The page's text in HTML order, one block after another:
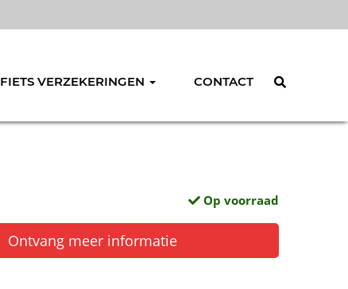
FIETS VERZEKERINGEN CONTACT
Op voorraad
Ontvang meer informatie